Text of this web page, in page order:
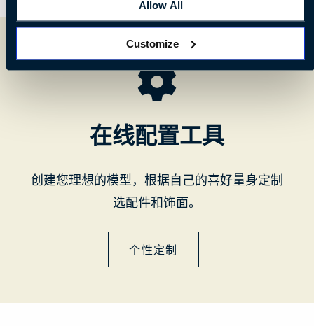
Allow All
Customize
在线配置工具
创建您理想的模型，根据自己的喜好量身定制
选配件和饰面。
个性定制